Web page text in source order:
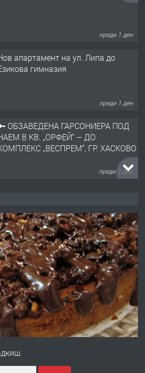
преди 1 ден
апартамент на ул. Липа до
гимназия
преди 1 ден
ОБЗАВЕДЕНА ГАРСОНИЕРА ПОД
В КВ. „ОРФЕЙ“ – ДО
„ВЕСПРЕМ“, ГР. ХАСКОВО
преди 2 дни
В ЦЕНТЪРА НА ГР.
преди 3 дни
гараж под наем
преди 3 дни
Магазин/Офис под наем в кв.
градина!